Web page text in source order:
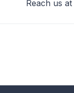
Reach us at